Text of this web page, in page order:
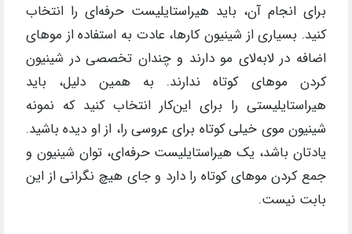
برای انجام آن، باید هیراستایلیست حرفه‌ای را انتخاب
کنید. بسیاری از شینیون کارها، عادت به استفاده از موهای
اضافه در لابه‌لای مو دارند و چندان تخصصی در شینیون
کردن موهای کوتاه ندارند. به همین دلیل، باید
هیراستایلیستی را برای این‌کار انتخاب کنید که نمونه
شینیون موی خیلی کوتاه برای عروسی را، از او دیده باشید.
یادتان باشد، یک هیراستایلیست حرفه‌ای، توان شینیون و
جمع کردن موهای کوتاه را دارد و جای هیچ نگرانی از این
بابت نیست.